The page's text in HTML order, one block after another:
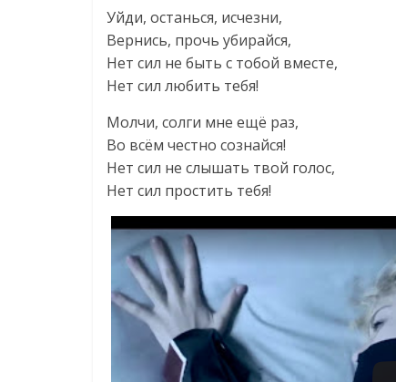
Уйди, останься, исчезни,
Вернись, прочь убирайся,
Нет сил не быть с тобой вместе,
Нет сил любить тебя!
Молчи, солги мне ещё раз,
Во всём честно сознайся!
Нет сил не слышать твой голос,
Нет сил простить тебя!